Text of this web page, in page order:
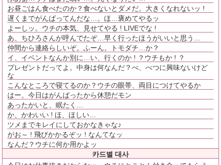
お昼ごはん食べたのか？食べないとダメだ。大きくなれないッ !
遅くまでがんばってんだな…。ほ…褒めてやるッ
よーしッ。ウチの本気、見せてやる ! LIVEでな !
あ、ちひろさんが呼んでたぞ…早く行ったほうがいいと思う…
仲間から連絡らしいぞ。ふーん。トモダチ…か？
イ、イベントなんか別に…い、行くのか ! ？ウチもか ! ？
プレゼントだってよ。中身は何なんだ？べ、べつに興味ないけど
な
こんなところで寝てるのか？ウチの眼帯、両目につけてやるか
はー。今日はがんばったから休憩だモン
あったかいと、眠たく…
か、かわいい ! ほ、ほしい…
ツメまでキレイにしておかなきゃな♪
がお～ ! 飛びかかるぞッ ! なんてなッ
なんだ？ウチに何か用かよッ
카드별 대사